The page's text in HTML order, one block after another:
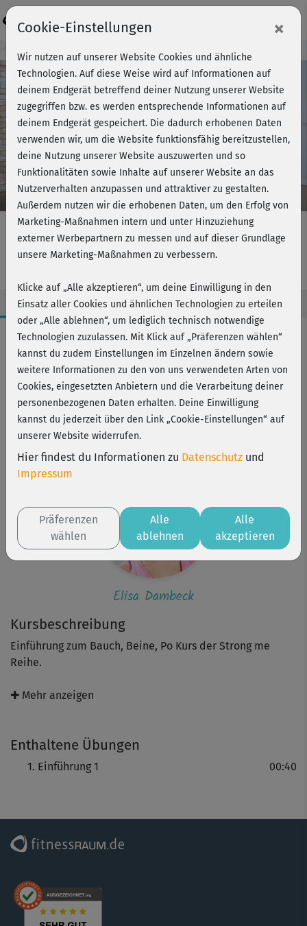
Play
Video
Kursvorschau - Jetzt mitmachen!
Bauch, Beine, Po - Einführung
Kursbeschreibung
Einführung zum Bauch, Beine, Po Kurs der Strong me
Reihe.
✚ Mehr anzeigen
Enthaltene Übungen
Einführung 1 00:40
Workout-Facts
leicht
1 Min
Elisa Dambeck
Kurs ist Bestandteil von
Strong me
Elisa Dambeck
Cookie-Einstellungen ×
Wir nutzen auf unserer Website Cookies und ähnliche
Technologien. Auf diese Weise wird auf Informationen auf
deinem Endgerät betreffend deiner Nutzung unserer Website
zugegriffen bzw. es werden entsprechende Informationen auf
deinem Endgerät gespeichert. Die dadurch erhobenen Daten
verwenden wir, um die Website funktionsfähig bereitzustellen,
deine Nutzung unserer Website auszuwerten und so
Funktionalitäten sowie Inhalte auf unserer Website an das
Nutzerverhalten anzupassen und attraktiver zu gestalten.
Außerdem nutzen wir die erhobenen Daten, um den Erfolg von
Marketing-Maßnahmen intern und unter Hinzuziehung
externer Werbepartnern zu messen und auf dieser Grundlage
unsere Marketing-Maßnahmen zu verbessern.
Klicke auf „Alle akzeptieren“, um deine Einwilligung in den
Einsatz aller Cookies und ähnlichen Technologien zu erteilen
oder „Alle ablehnen“, um lediglich technisch notwendige
Technologien zuzulassen. Mit Klick auf „Präferenzen wählen“
kannst du zudem Einstellungen im Einzelnen ändern sowie
weitere Informationen zu den von uns verwendeten Arten von
Cookies, eingesetzten Anbietern und die Verarbeitung deiner
personenbezogenen Daten erhalten. Deine Einwilligung
kannst du jederzeit über den Link „Cookie-Einstellungen“ auf
unserer Website widerrufen.
Hier findest du Informationen zu Datenschutz und
Impressum
Präferenzen
wählen
Alle
ablehnen
Alle
akzeptieren